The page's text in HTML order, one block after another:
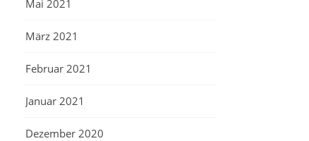
Mai 2021
März 2021
Februar 2021
Januar 2021
Dezember 2020